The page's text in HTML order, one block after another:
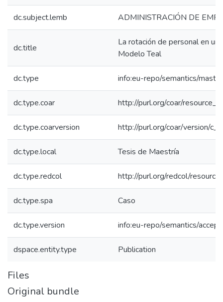
dc.subject.lemb ADMINISTRACIÓN DE
dc.title
La rotación de personal en
Modelo Teal
dc.type info:eu-repo/semantics/
dc.type.coar http://purl.org/coar/
dc.type.coarversion http://purl.org/coar/version/
dc.type.local Tesis de Maestría
dc.type.redcol http://purl.org/redcol/
dc.type.spa Caso
dc.type.version info:eu-repo/semantics/
dspace.entity.type Publication
Files
Original bundle